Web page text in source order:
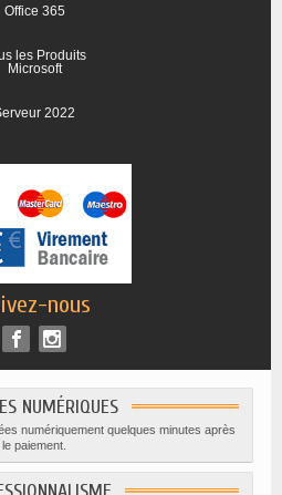
Office 365
les Produits
Microsoft
2022
nous
NUMÉRIQUES
numériquement quelques minutes après
le paiement.